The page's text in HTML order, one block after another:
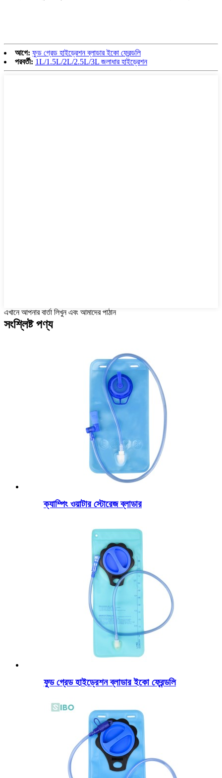
আগে: ফুড গ্রেড হাইড্রেশন ব্লাডার ইকো ফ্রেন্ডলি
পরবর্তী: 1L/1.5L/2L/2.5L/3L জলাধার হাইড্রেশন
এখানে আপনার বার্তা লিখুন এবং আমাদের পাঠান
সংশ্লিষ্ট পণ্য
ক্যাম্পিং ওয়াটার স্টোরেজ ব্লাডার
ফুড গ্রেড হাইড্রেশন ব্লাডার ইকো ফ্রেন্ডলি